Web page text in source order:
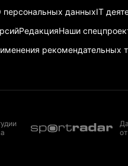
персональных данныхIT
РедакцияНаши
рекомендательных